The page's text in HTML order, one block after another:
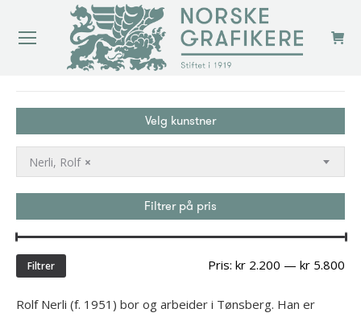
Velg kunstner
×
Nerli, Rolf
Filtrer på pris
Filtrer Pris: kr 2.200 — kr 5.800
Rolf Nerli (f. 1951) bor og arbeider i Tønsberg. Han er